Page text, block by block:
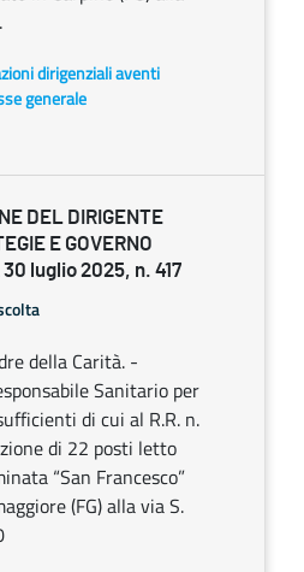
dirigenziali aventi
generale
DEL DIRIGENTE
E GOVERNO
30 luglio 2025, n. 417
della Carità. -
Sanitario per
di cui al R.R. n.
di 22 posti letto
“San Francesco”
(FG) alla via S.